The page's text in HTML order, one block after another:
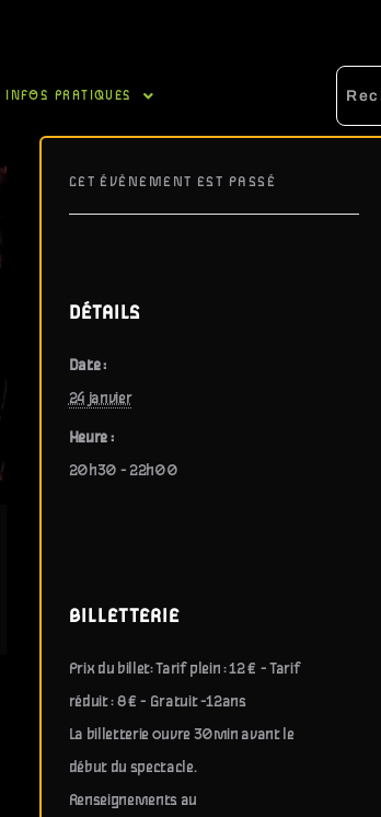
INFOS PRATIQUES
CET ÉVÈNEMENT EST PASSÉ
DÉTAILS
Date :
24 janvier
Heure :
20h30 - 22h00
BILLETTERIE
Prix du billet: Tarif plein : 12 € - Tarif
réduit : 8 € - Gratuit -12ans
La billetterie ouvre 30min avant le
début du spectacle.
Renseignements au